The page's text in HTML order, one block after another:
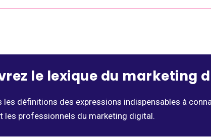
le lexique du marketing
les définitions des expressions indispensables à
les professionnels du marketing digital.